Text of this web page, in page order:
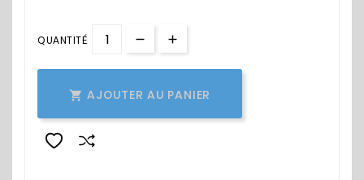
QUANTITÉ
 AJOUTER AU PANIER